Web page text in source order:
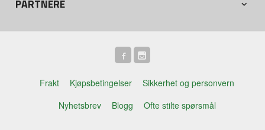
PARTNERE
Frakt Kjøpsbetingelser
Sikkerhet og personvern
Nyhetsbrev
Blogg Ofte stilte spørsmål